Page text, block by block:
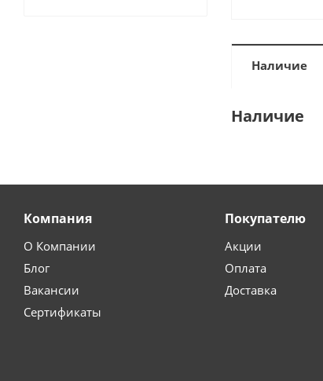
Наличие
Наличие
Компания
О Компании
Блог
Вакансии
Сертификаты
Покупателю
Акции
Оплата
Доставка